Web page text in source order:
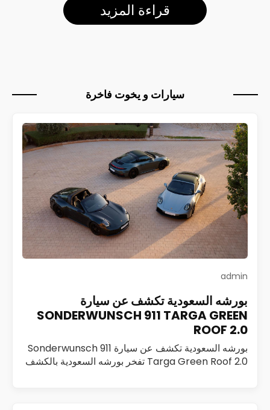
قراءة المزيد
سيارات و يخوت فاخرة
admin
بورشه السعودية تكشف عن سيارة
SONDERWUNSCH 911 TARGA GREEN
ROOF 2.0
بورشه السعودية تكشف عن سيارة Sonderwunsch 911
Targa Green Roof 2.0 تفخر بورشه السعودية بالكشف